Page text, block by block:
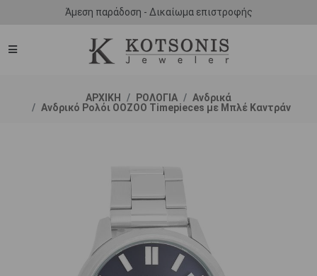
Άμεση παράδοση - Δικαίωμα επιστροφής
ΑΡΧΙΚΗ ΡΟΛΟΓΙΑ
Ανδρικά
Ανδρικό Ρολόι OOZOO Timepieces με Μπλέ Καντράν